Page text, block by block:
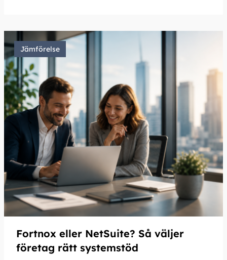
Jämförelse
Fortnox eller NetSuite? Så väljer
företag rätt systemstöd